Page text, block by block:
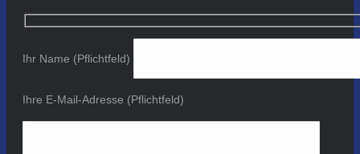
Ihr Name (Pflichtfeld)
Ihre E-Mail-Adresse (Pflichtfeld)